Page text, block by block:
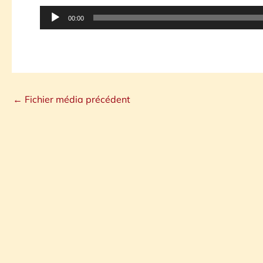
Lecteur
audio
00:00
← Fichier média précédent